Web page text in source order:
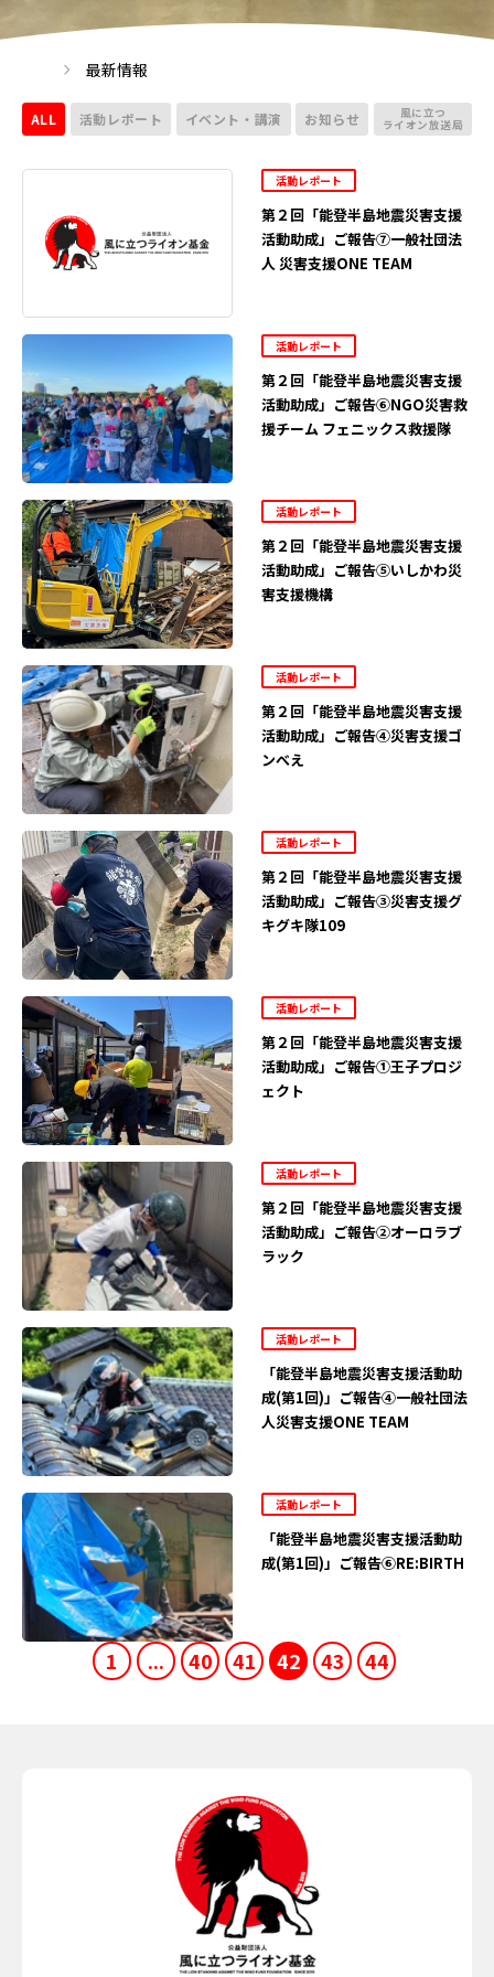
最新情報
ALL 活動レポート イベント・講演 お知らせ 風に立つ
ライオン放送局
活動レポート
第２回「能登半島地震災害支援
活動助成」ご報告⑦一般社団法
人 災害支援ONE TEAM
活動レポート
第２回「能登半島地震災害支援
活動助成」ご報告⑥NGO災害救
援チーム フェニックス救援隊
活動レポート
第２回「能登半島地震災害支援
活動助成」ご報告⑤いしかわ災
害支援機構
活動レポート
第２回「能登半島地震災害支援
活動助成」ご報告④災害支援ゴ
ンべえ
活動レポート
第２回「能登半島地震災害支援
活動助成」ご報告③災害支援グ
キグキ隊109
活動レポート
第２回「能登半島地震災害支援
活動助成」ご報告①王子プロジ
ェクト
活動レポート
第２回「能登半島地震災害支援
活動助成」ご報告②オーロラブ
ラック
活動レポート
「能登半島地震災害支援活動助
成(第1回)」ご報告④一般社団法
人災害支援ONE TEAM
活動レポート
「能登半島地震災害支援活動助
成(第1回)」ご報告⑥RE:BIRTH
1 ... 40 41 42 43 44